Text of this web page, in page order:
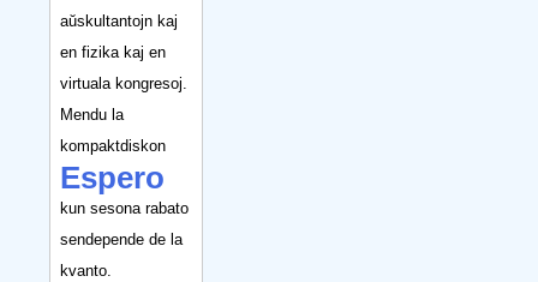
aŭskultantojn kaj
en fizika kaj en
virtuala kongresoj.
Mendu la
kompaktdiskon
Espero
kun sesona rabato
sendepende de la
kvanto.